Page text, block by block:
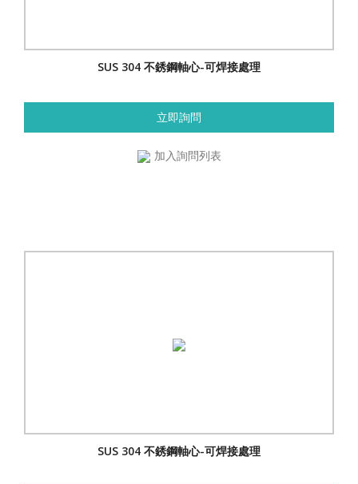
SUS 304 不銹鋼軸心-可焊接處理
立即詢問
加入詢問列表
SUS 304 不銹鋼軸心-可焊接處理